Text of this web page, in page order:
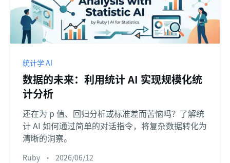
统计学 AI
数据的未来：利用统计 AI 实现规模化统
计分析
还在为 p 值、回归分析或标准差而苦恼吗？了解统
计 AI 如何通过简单的对话指令，将复杂数据转化为
清晰的洞察。
Ruby • 2026/06/12